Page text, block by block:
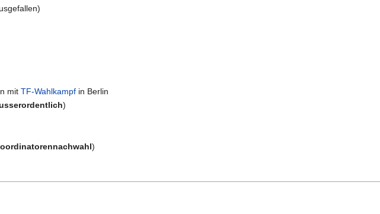
mitTF-Wahlkampf in Berlin
)
)